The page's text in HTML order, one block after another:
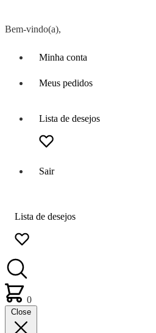
Bem-vindo(a),
Minha conta
Meus pedidos
Lista de desejos
Sair
Lista de desejos
0
Close